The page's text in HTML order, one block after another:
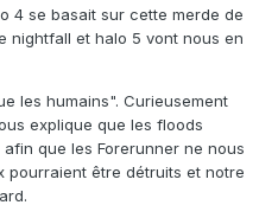
4 se basait sur cette merde de
nightfall et halo 5 vont nous en
les humains". Curieusement
explique que les floods
que les Forerunner ne nous
pourraient être détruits et notre